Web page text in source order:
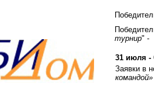
турнир" -
31 июля -
Заявки в
командой»